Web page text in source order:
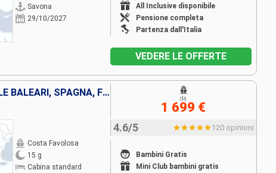
Savona
29/10/2027
All Inclusive disponibile
Pensione completa
Partenza dall'Italia
VEDERE LE OFFERTE
ITALIA, GRECIA, TUNISIA, ISOLE BALEARI, SPAGNA, FRANCIA
Costa Favolosa
15 g
Cabina standard
4.6/5 120 opinioni
Bambini Gratis
Mini Club bambini gratis
da
1 699 €